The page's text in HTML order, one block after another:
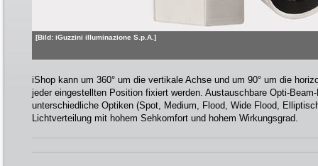
[Bild: iGuzzini illuminazione S.p.A.]
iShop kann um 360° um die vertikale Achse und um 90° um die
jeder eingestellten Position fixiert werden. Austauschbare Opti-
unterschiedliche Optiken (Spot, Medium, Flood, Wide Flood,
Lichtverteilung mit hohem Sehkomfort und hohem Wirkungsgrad.